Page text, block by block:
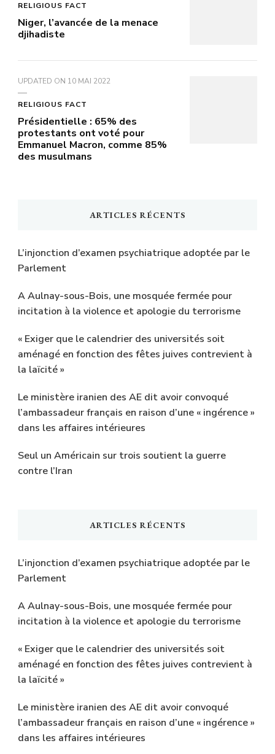
RELIGIOUS FACT
Niger, l’avancée de la menace
djihadiste
UPDATED ON 10 MAI 2022
RELIGIOUS FACT
Présidentielle : 65% des
protestants ont voté pour
Emmanuel Macron, comme 85%
des musulmans
ARTICLES RÉCENTS
L’injonction d’examen psychiatrique adoptée par le
Parlement
A Aulnay-sous-Bois, une mosquée fermée pour
incitation à la violence et apologie du terrorisme
« Exiger que le calendrier des universités soit
aménagé en fonction des fêtes juives contrevient à
la laïcité »
Le ministère iranien des AE dit avoir convoqué
l’ambassadeur français en raison d’une « ingérence »
dans les affaires intérieures
Seul un Américain sur trois soutient la guerre
contre l’Iran
ARTICLES RÉCENTS
L’injonction d’examen psychiatrique adoptée par le
Parlement
A Aulnay-sous-Bois, une mosquée fermée pour
incitation à la violence et apologie du terrorisme
« Exiger que le calendrier des universités soit
aménagé en fonction des fêtes juives contrevient à
la laïcité »
Le ministère iranien des AE dit avoir convoqué
l’ambassadeur français en raison d’une « ingérence »
dans les affaires intérieures